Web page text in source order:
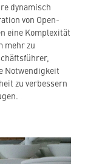
dynamisch
von Open-
eine Komplexität
mehr zu
Notwendigkeit
zu verbessern